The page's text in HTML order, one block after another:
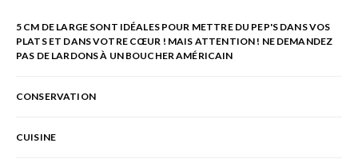
5 CM DE LARGE SONT IDÉALES POUR METTRE DU PEP'S DANS VOS
PLATS ET DANS VOTRE CŒUR ! MAIS ATTENTION ! NE DEMANDEZ
PAS DE LARDONS À UN BOUCHER AMÉRICAIN
CONSERVATION
CUISINE